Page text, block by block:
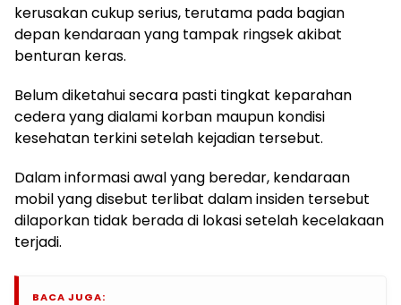
kerusakan cukup serius, terutama pada bagian
depan kendaraan yang tampak ringsek akibat
benturan keras.
Belum diketahui secara pasti tingkat keparahan
cedera yang dialami korban maupun kondisi
kesehatan terkini setelah kejadian tersebut.
Dalam informasi awal yang beredar, kendaraan
mobil yang disebut terlibat dalam insiden tersebut
dilaporkan tidak berada di lokasi setelah kecelakaan
terjadi.
BACA JUGA: